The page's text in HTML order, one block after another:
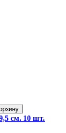
см. 10 шт.